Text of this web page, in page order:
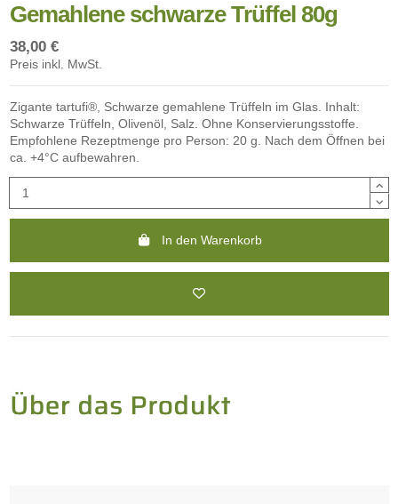
Gemahlene schwarze Trüffel 80g
38,00 €
Preis inkl. MwSt.
Zigante tartufi®, Schwarze gemahlene Trüffeln im Glas. Inhalt:
Schwarze Trüffeln, Olivenöl, Salz. Ohne Konservierungsstoffe.
Empfohlene Rezeptmenge pro Person: 20 g. Nach dem Öffnen bei
ca. +4°C aufbewahren.
In den Warenkorb